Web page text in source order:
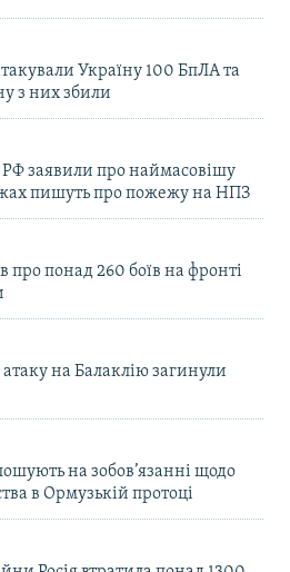
Україну 100 БпЛА та
з них збили
РФ заявили про наймасовішу
пишуть про пожежу на НПЗ
понад 260 боїв на фронті
на Балаклію загинули
на зобов’язанні щодо
в Ормузькій протоці